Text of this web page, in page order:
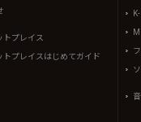
トプレイス
トプレイスはじめてガイド